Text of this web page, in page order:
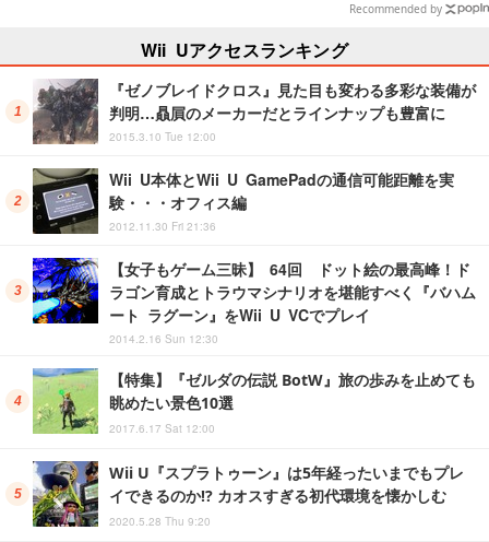
は1,192円！【eショップのお薦め
Recommended by
Wii Uアクセスランキング
『ゼノブレイドクロス』見た目も変わる多彩な装備が
判明…贔屓のメーカーだとラインナップも豊富に
2015.3.10 Tue 12:00
Wii U本体とWii U GamePadの通信可能距離を実
験・・・オフィス編
2012.11.30 Fri 21:36
【女子もゲーム三昧】 64回 ドット絵の最高峰！ド
ラゴン育成とトラウマシナリオを堪能すべく『バハム
ート ラグーン』をWii U VCでプレイ
2014.2.16 Sun 12:30
【特集】『ゼルダの伝説 BotW』旅の歩みを止めても
眺めたい景色10選
2017.6.17 Sat 12:00
Wii U『スプラトゥーン』は5年経ったいまでもプレ
イできるのか!? カオスすぎる初代環境を懐かしむ
2020.5.28 Thu 9:20